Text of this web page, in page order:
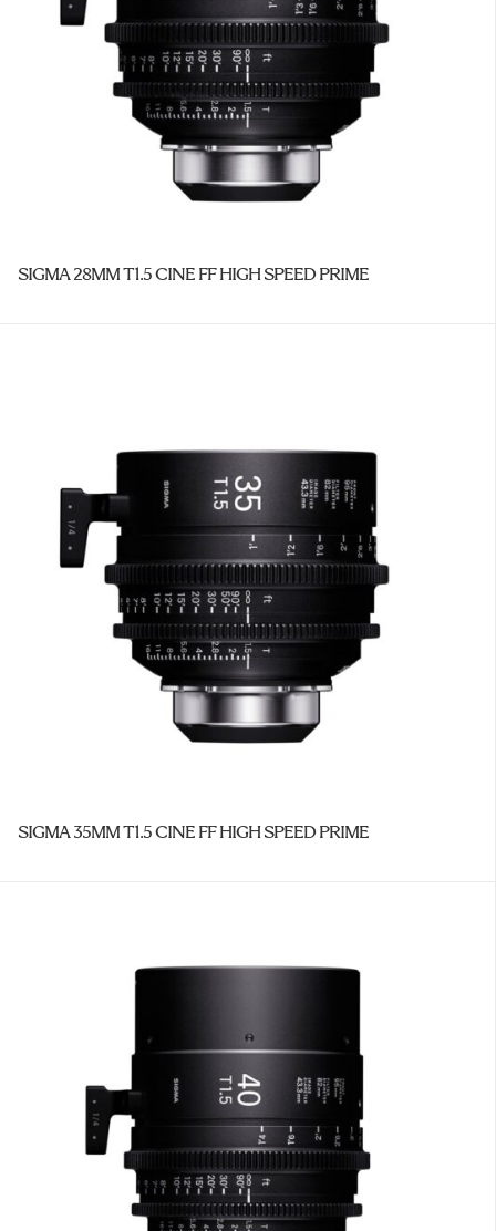
SIGMA 28MM T1.5 CINE FF HIGH SPEED PRIME
SIGMA 35MM T1.5 CINE FF HIGH SPEED PRIME